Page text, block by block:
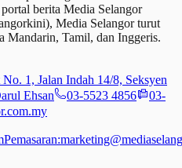
berita Media Selangor
Media Selangor turut
Mandarin, Tamil, dan Inggeris.
1, Jalan Indah 14/8, Seksyen
Ehsan
03-5523 4856
03-
Pemasaran: